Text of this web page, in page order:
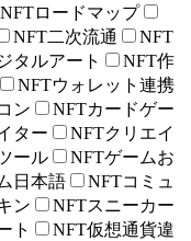
NFTロードマップ
NFT二次流通
NFT
タルアート
NFT作
NFTウォレット連携
ン
NFTカードゲー
ター
NFTクリエイ
ール
NFTゲームお
日本語
NFTコミュ
ン
NFTスニーカー
ト
NFT仮想通貨違